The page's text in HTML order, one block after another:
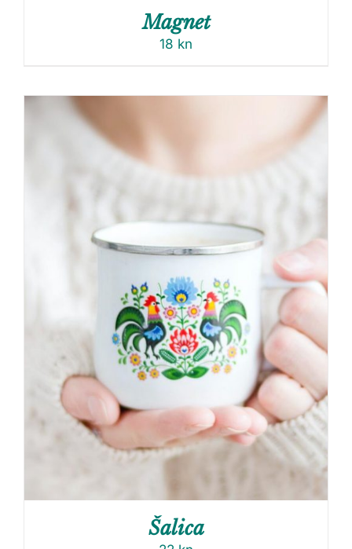
Magnet
18 kn
Šalica